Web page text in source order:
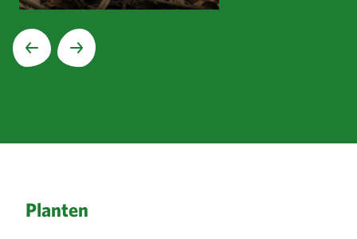
Volgende
Planten